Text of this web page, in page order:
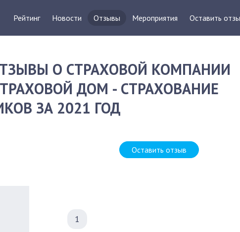
Рейтинг Новости Отзывы Мероприятия Оставить
О СТРАХОВОЙ КОМПАНИИ
ДОМ - СТРАХОВАНИЕ
ЗА 2021 ГОД
Оставить отзыв
1